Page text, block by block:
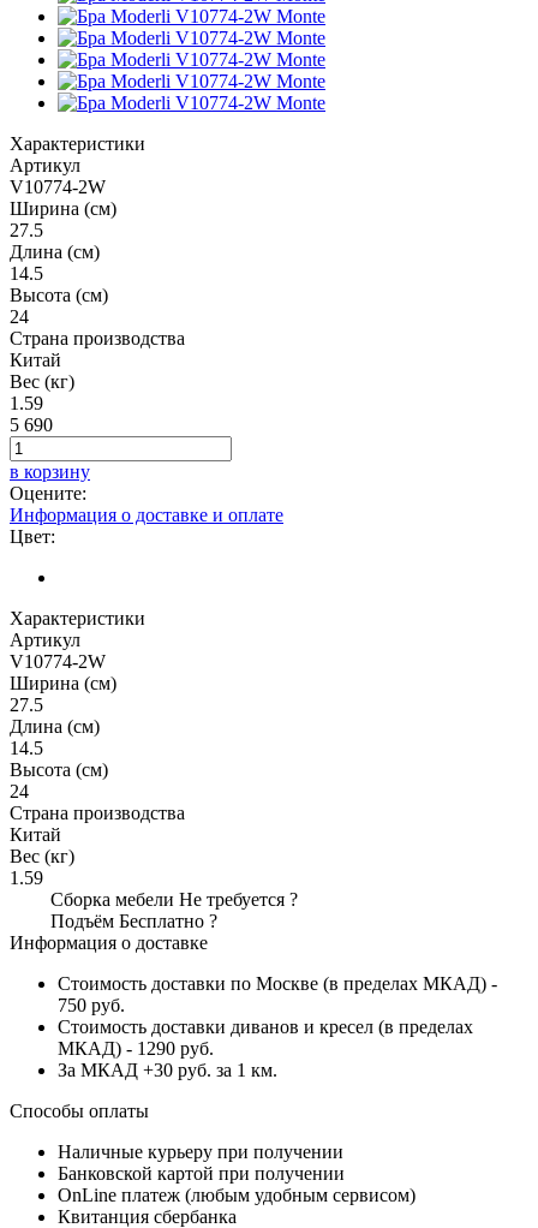
Характеристики
Артикул
V10774-2W
Ширина (см)
27.5
Длина (см)
14.5
Высота (см)
24
Страна производства
Китай
Вес (кг)
1.59
5 690
в корзину
Оцените:
Информация о доставке и оплате
Цвет:
Характеристики
Артикул
V10774-2W
Ширина (см)
27.5
Длина (см)
14.5
Высота (см)
24
Страна производства
Китай
Вес (кг)
1.59
Сборка мебели Не требуется ?
Подъём Бесплатно ?
Информация о доставке
Стоимость доставки по Москве (в пределах МКАД) -
750 руб.
Стоимость доставки диванов и кресел (в пределах
МКАД) - 1290 руб.
За МКАД +30 руб. за 1 км.
Способы оплаты
Наличные курьеру при получении
Банковской картой при получении
OnLine платеж (любым удобным сервисом)
Квитанция сбербанка